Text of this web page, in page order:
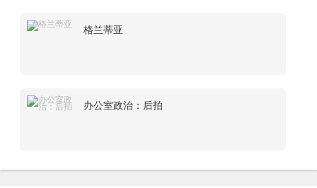
格兰蒂亚
办公室政治：后拍